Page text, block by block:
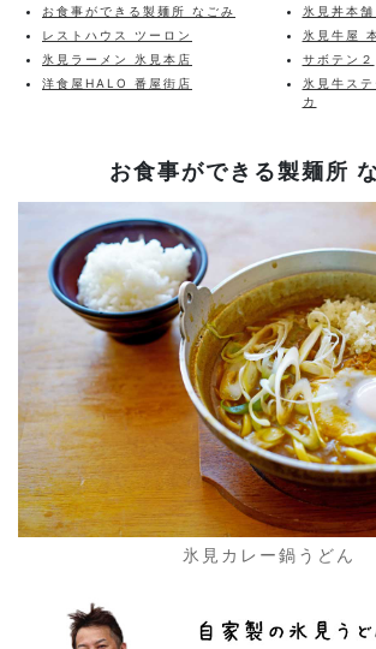
お食事ができる製麺所 なごみ
レストハウス ツーロン
氷見ラーメン 氷見本店
洋食屋HALO 番屋街店
氷見丼本
氷見牛屋
サボテン２
氷見牛ス
カ
お食事ができる製麺所
氷見カレー鍋うどん